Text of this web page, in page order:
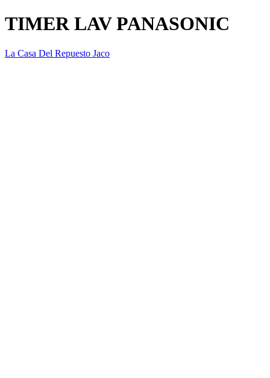
TIMER LAV PANASONIC
La Casa Del Repuesto Jaco